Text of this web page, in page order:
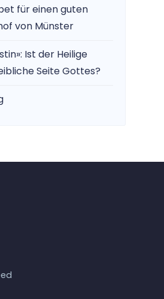
für einen guten
von Münster
Ist der Heilige
Seite Gottes?